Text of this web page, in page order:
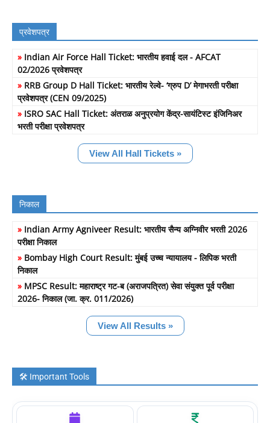
प्रवेशपत्र
» Indian Air Force Hall Ticket: भारतीय हवाई दल - AFCAT
02/2026 प्रवेशपत्र
» RRB Group D Hall Ticket: भारतीय रेल्वे- ‘ग्रुप D’ मेगाभरती परीक्षा
प्रवेशपत्र (CEN 09/2025)
» ISRO SAC Hall Ticket: अंतराळ अनुप्रयोग केंद्र-सायंटिस्ट इंजिनिअर
भरती परीक्षा प्रवेशपत्र
View All Hall Tickets »
निकाल
» Indian Army Agniveer Result: भारतीय सैन्य अग्निवीर भरती 2026
परीक्षा निकाल
» Bombay High Court Result: मुंबई उच्च न्यायालय - लिपिक भरती
निकाल
» MPSC Result: महाराष्ट्र गट-ब (अराजपत्रित) सेवा संयुक्त पूर्व परीक्षा
2026- निकाल (जा. क्र. 011/2026)
View All Results »
🛠️ Important Tools